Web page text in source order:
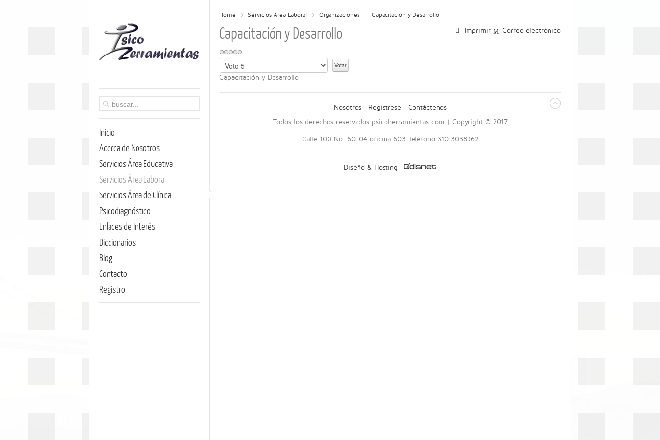
Inicio
Acerca de Nosotros
Servicios Área Educativa
Servicios Área Laboral
Servicios Área de Clínica
Psicodiagnóstico
Enlaces de Interés
Diccionarios
Blog
Contacto
Registro
Home Servicios Área Laboral Organizaciones Capacitación y Desarrollo
Correo electrónico
Imprimir
Capacitación y Desarrollo
Por
favor,
vote
Capacitación y Desarrollo
Nosotros Regístrese
Contáctenos
Todos los derechos reservados psicoherramientas.com | Copyright © 2017
Calle 100 No. 60-04 oficina 603 Teléfono 310.3038962
Diseño & Hosting: